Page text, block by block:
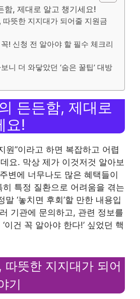
함, 제대로 알고 챙기세요!
따뜻한 지지대가 되어줄 지원금
! 신청 전 알아야 할 필수 체크리
니 더 와닿았던 ‘숨은 꿀팁’ 대방
든든함, 제대로
요!
원”이라고 하면 복잡하고 어렵
요. 막상 제가 이것저것 알아보
변에 너무나도 많은 혜택들이
특정 질환으로 어려움을 겪는
‘놓치면 후회’할 만한 내용입
기관에 문의하고, 관련 정보를
이건 꼭 알아야 한다!’ 싶었던 핵
따뜻한 지지대가 되어
기